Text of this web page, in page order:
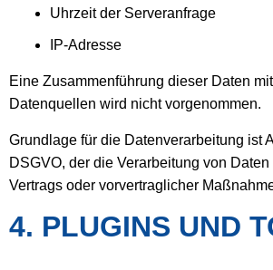
Uhrzeit der Serveranfrage
IP-Adresse
Eine Zusammenführung dieser Daten
Datenquellen wird nicht vorgenommen.
Grundlage für die Datenverarbeitung ist
DSGVO, der die Verarbeitung von
Vertrags oder vorvertraglicher
4. PLUGINS UND